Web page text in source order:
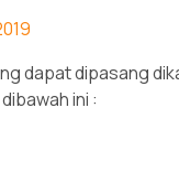
dapat dipasang
ini :